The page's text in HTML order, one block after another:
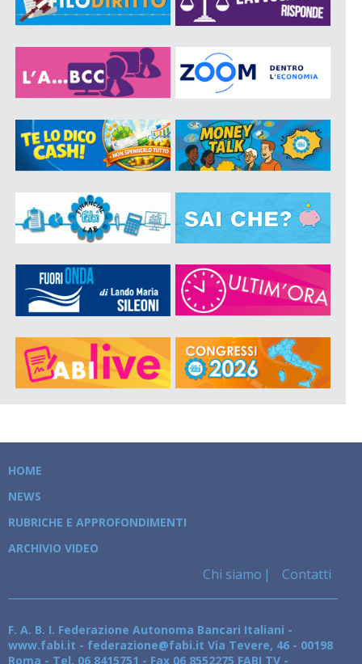
HOME
NEWS
RUBRICHE E APPROFONDIMENTI
ARCHIVIO VIDEO
Chi siamo Contatti
F. A. B. I. Federazione Autonoma Bancari Italiani -
www.fabi.it - federazione@fabi.it Via Tevere, 46 - 00198
Roma - Tel. 06 8415751 - Fax 06 8552275 FABI TV -